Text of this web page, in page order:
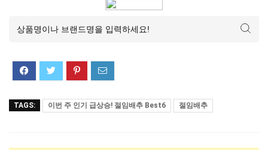
TAGS: 이번 주 인기 급상승! 절임배추 Best6 절임배추